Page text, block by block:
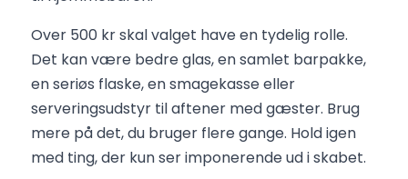
Over 500 kr skal valget have en tydelig rolle.
Det kan være bedre glas, en samlet barpakke,
en seriøs flaske, en smagekasse eller
serveringsudstyr til aftener med gæster. Brug
mere på det, du bruger flere gange. Hold igen
med ting, der kun ser imponerende ud i skabet.